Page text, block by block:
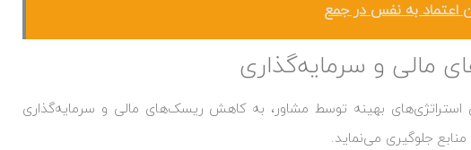
اعتماد به نفس در جمع
مالی و سرمایه‌گذاری
استراتژی‌های بهینه توسط مشاور، به کاهش ریسک‌های مالی و سرمایه‌گذاری
جلوگیری می‌نماید.